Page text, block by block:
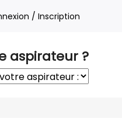
/ Inscription
aspirateur ?